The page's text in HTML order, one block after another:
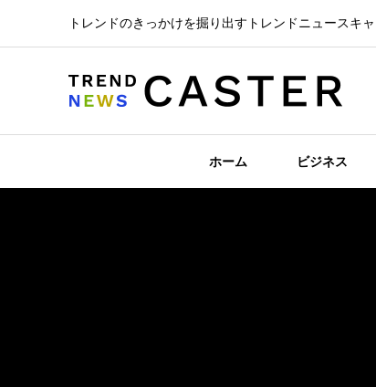
トレンドのきっかけを掘り出すトレンドニュースキ
ホーム ビジネス